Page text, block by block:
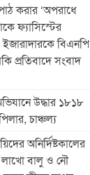
করার ‘অপরাধে
ফ্যাসিস্টের
বিএনপি
প্রতিবাদে সংবাদ
উদ্ধার ১৮১৮
চাঞ্চল্য
অনির্দিষ্টকালের
লাখো বালু ও নৌ